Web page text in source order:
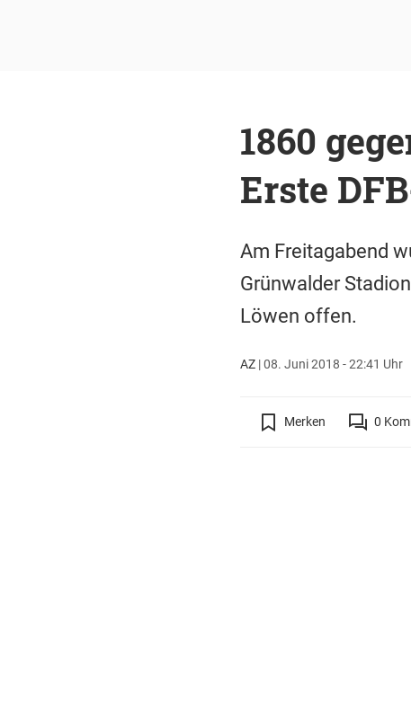
1860
Erste
Am Freitagabend
Grünwalder
Löwen offen.
AZ|08. Juni 2018 - 22:41 Uhr
Merken 0